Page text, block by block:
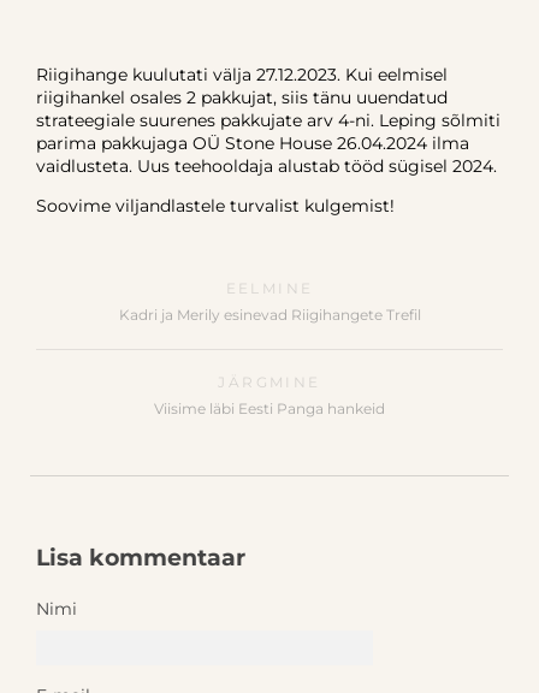
Riigihange kuulutati välja 27.12.2023. Kui eelmisel
riigihankel osales 2 pakkujat, siis tänu uuendatud
strateegiale suurenes pakkujate arv 4-ni. Leping sõlmiti
parima pakkujaga OÜ Stone House 26.04.2024 ilma
vaidlusteta. Uus teehooldaja alustab tööd sügisel 2024.
Soovime viljandlastele turvalist kulgemist!
EELMINE
Kadri ja Merily esinevad Riigihangete Trefil
JÄRGMINE
Viisime läbi Eesti Panga hankeid
Lisa kommentaar
Nimi